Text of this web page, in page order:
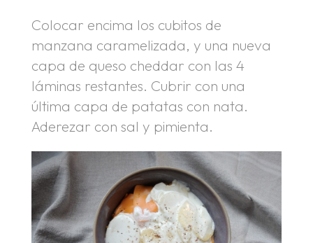
Colocar encima los cubitos de
manzana caramelizada, y una nueva
capa de queso cheddar con las 4
láminas restantes. Cubrir con una
última capa de patatas con nata.
Aderezar con sal y pimienta.